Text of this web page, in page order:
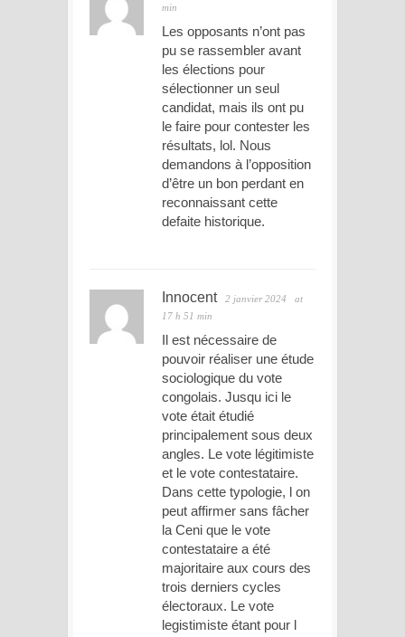
min
Les opposants n’ont pas
pu se rassembler avant
les élections pour
sélectionner un seul
candidat, mais ils ont pu
le faire pour contester les
résultats, lol. Nous
demandons à l’opposition
d’être un bon perdant en
reconnaissant cette
defaite historique.
Innocent 2 janvier 2024
at
17 h 51 min
Il est nécessaire de
pouvoir réaliser une étude
sociologique du vote
congolais. Jusqu ici le
vote était étudié
principalement sous deux
angles. Le vote légitimiste
et le vote contestataire.
Dans cette typologie, l on
peut affirmer sans fâcher
la Ceni que le vote
contestataire a été
majoritaire aux cours des
trois derniers cycles
électoraux. Le vote
legistimiste étant pour l